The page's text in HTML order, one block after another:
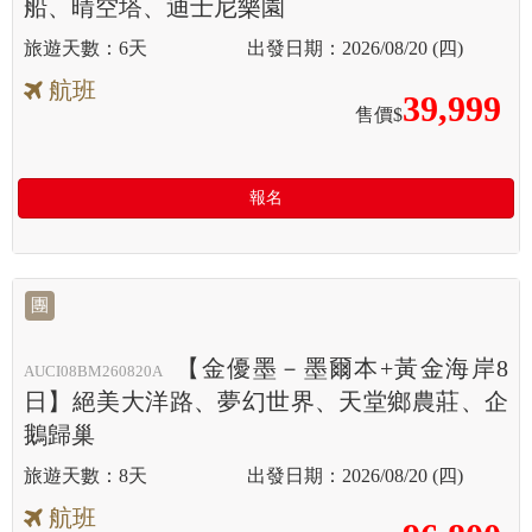
船、晴空塔、迪士尼樂園
6天 2026/08/20 (四)
航班
售價$39,999
報名
團
AUCI08BM260820A
【金優墨－墨爾本+黃金海岸8
日】絕美大洋路、夢幻世界、天堂鄉農莊、企
鵝歸巢
8天 2026/08/20 (四)
航班